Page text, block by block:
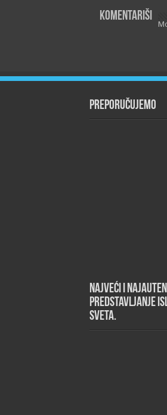
Komentariši
Preporučujemo
Najveći i
predstavljanje
sveta.